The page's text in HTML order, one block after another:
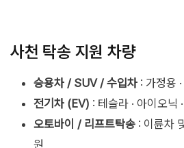
사천 탁송 지원 차량
승용차 / SUV / 수입차 : 가정용
전기차 (EV) : 테슬라 · 아이오닉
오토바이 / 리프트탁송 : 이륜차
원